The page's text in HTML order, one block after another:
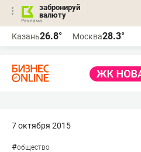
забронируй
валюту
Казань26.8° Москва28.3°
7 октября 2015
#общество